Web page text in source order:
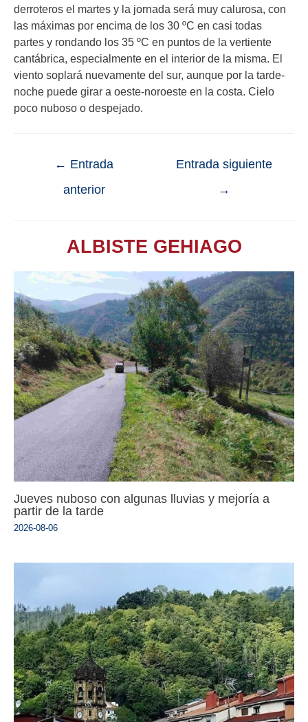
derroteros el martes y la jornada será muy calurosa, con
las máximas por encima de los 30 ºC en casi todas
partes y rondando los 35 ºC en puntos de la vertiente
cantábrica, especialmente en el interior de la misma. El
viento soplará nuevamente del sur, aunque por la tarde-
noche puede girar a oeste-noroeste en la costa. Cielo
poco nuboso o despejado.
← Entrada
anterior
Entrada siguiente
→
ALBISTE GEHIAGO
Jueves nuboso con algunas lluvias y mejoría a
partir de la tarde
2026-08-06